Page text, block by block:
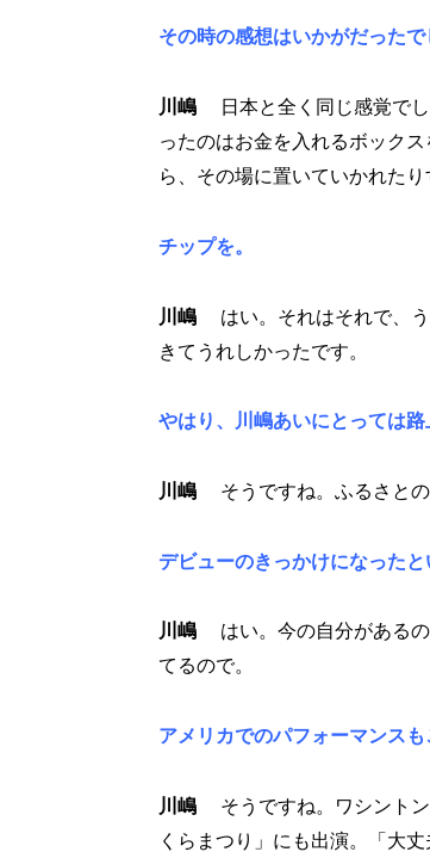
その時の感想はいかがだったで
川嶋 日本と全く同じ感覚で
ったのはお金を入れるボック
ら、その場に置いていかれたり
チップを。
川嶋 はい。それはそれで、う
きてうれしかったです。
やはり、川嶋あいにとっては
川嶋 そうですね。ふるさとの
デビューのきっかけになったと
川嶋 はい。今の自分があるの
てるので。
アメリカでのパフォーマンス
川嶋 そうですね。ワシントン
くらまつり」にも出演。「大